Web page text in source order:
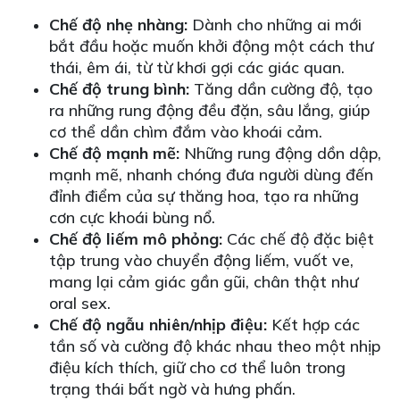
Chế độ nhẹ nhàng: Dành cho những ai mới
bắt đầu hoặc muốn khởi động một cách thư
thái, êm ái, từ từ khơi gợi các giác quan.
Chế độ trung bình: Tăng dần cường độ, tạo
ra những rung động đều đặn, sâu lắng, giúp
cơ thể dần chìm đắm vào khoái cảm.
Chế độ mạnh mẽ: Những rung động dồn dập,
mạnh mẽ, nhanh chóng đưa người dùng đến
đỉnh điểm của sự thăng hoa, tạo ra những
cơn cực khoái bùng nổ.
Chế độ liếm mô phỏng: Các chế độ đặc biệt
tập trung vào chuyển động liếm, vuốt ve,
mang lại cảm giác gần gũi, chân thật như
oral sex.
Chế độ ngẫu nhiên/nhịp điệu: Kết hợp các
tần số và cường độ khác nhau theo một nhịp
điệu kích thích, giữ cho cơ thể luôn trong
trạng thái bất ngờ và hưng phấn.